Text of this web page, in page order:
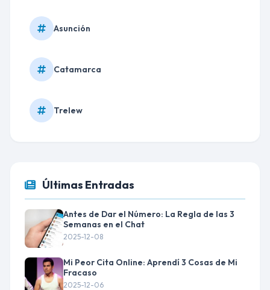
Asunción
Catamarca
Trelew
Últimas Entradas
Antes de Dar el Número: La Regla de las 3
Semanas en el Chat
2025-12-08
Mi Peor Cita Online: Aprendí 3 Cosas de Mi
Fracaso
2025-12-06